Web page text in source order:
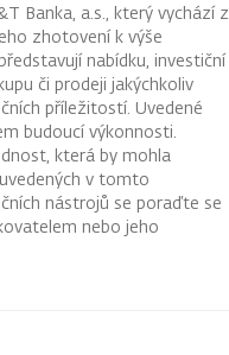
Banka, a.s., který vychází z
zhotovení k výše
nabídku, investiční
či prodeji jakýchkoliv
příležitostí. Uvedené
budoucí výkonnosti.
která by mohla
v tomto
nástrojů se poraďte se
nebo jeho